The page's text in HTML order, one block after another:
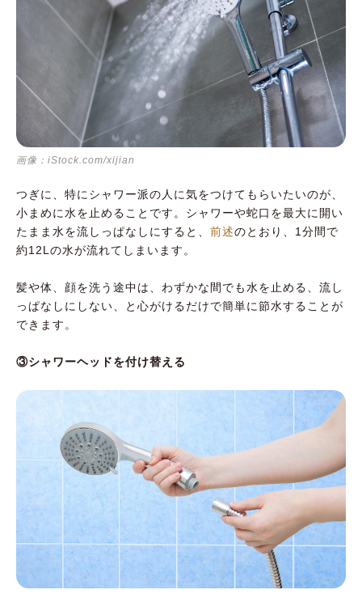
画像：iStock.com/xijian
つぎに、特にシャワー派の人に気をつけてもらいたいのが、
小まめに水を止めることです。シャワーや蛇口を最大に開い
たまま水を流しっぱなしにすると、 前述のとおり、1分間で
約12Lの水が流れてしまいます。
髪や体、顔を洗う途中は、わずかな間でも水を止める、流し
っぱなしにしない、と心がけるだけで簡単に節水することが
できます。
③シャワーヘッドを付け替える